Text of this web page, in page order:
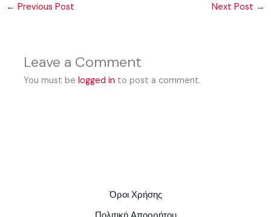
← Previous Post Next Post →
Leave a Comment
You must belogged in to post a comment.
Όροι Χρήσης